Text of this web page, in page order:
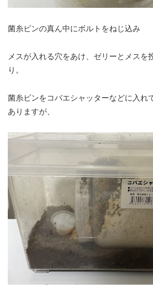
菌糸ビンの真ん中にボルトをねじ込み
メスが入れる穴をあけ、ゼリーとメスを
り。
菌糸ビンをコバエシャッターなどに入れ
ありますが、